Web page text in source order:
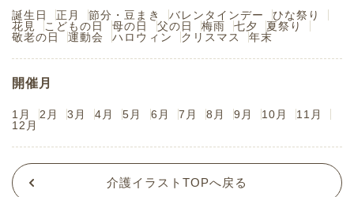
誕生日 正月 節分・豆まき バレンタインデー
ひな祭り
花見
こどもの日 母の日 父の日 梅雨 七夕
夏祭り
敬老の日
運動会 ハロウィン クリスマス 年末
開催月
1月 2月 3月 4月 5月 6月 7月 8月 9月 10月
11月
12月
介護イラストTOPへ戻る